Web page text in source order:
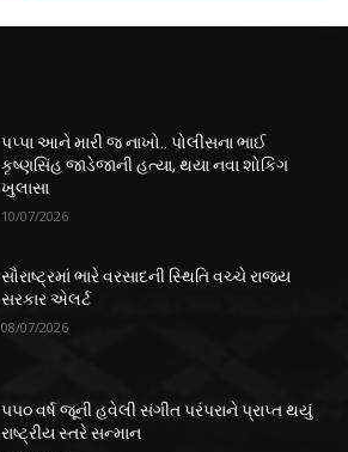
પપ્પા આને મારી જ નાખો.. પોલીસના ભાઈ
કૃષ્ણસિંહ જાડેજાની હત્યા, થયા નવા શોકિંગ
ખુલાસા
10/07/2026
સૌરાષ્ટ્રમાં ભારે વરસાદની સ્થિતિ વચ્ચે રાજ્ય
સરકાર એલર્ટ
08/07/2026
૫૫૦ વર્ષ જૂની હવેલી સંગીત પરંપરાને પ્રાપ્ત થયું
રાષ્ટ્રીય સ્તરે સન્માન